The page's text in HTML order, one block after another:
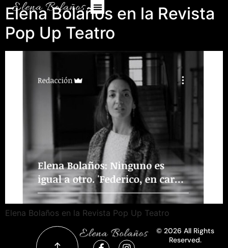
Elena Bolaños en la Revista
Pop Up Teatro
Elena Bolaños en la Revista Pop Up Teatro
© 2026 All Rights
Reserved.